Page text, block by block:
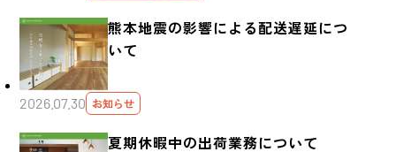
熊本地震の影響による配送遅延につ
いて
2026.07.30 お知らせ
夏期休暇中の出荷業務について